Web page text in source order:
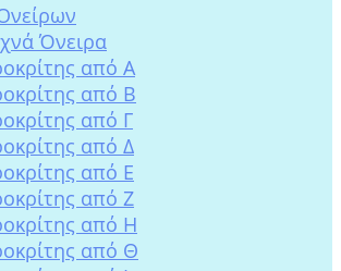
Όνειρα
από Α
από Β
από Γ
από Δ
από Ε
από Ζ
από Η
από Θ